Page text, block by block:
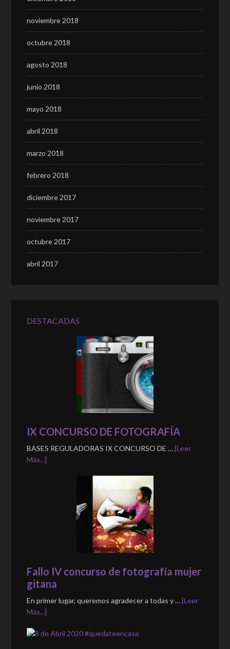
noviembre 2018
octubre 2018
agosto 2018
junio 2018
mayo 2018
abril 2018
marzo 2018
febrero 2018
diciembre 2017
noviembre 2017
octubre 2017
abril 2017
DESTACADAS
IX CONCURSO DE FOTOGRAFÍA
BASES REGULADORAS IX CONCURSO DE …[Leer
Más...]
Fallo IV concurso de fotografía mujer
gitana
En primer lugar, queremos agradecer a todas y …[Leer
Más...]